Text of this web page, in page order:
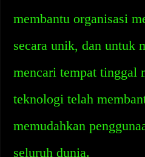
membantu organisasi
secara unik, dan untuk
mencari tempat tinggal
teknologi telah
memudahkan
seluruh dunia.